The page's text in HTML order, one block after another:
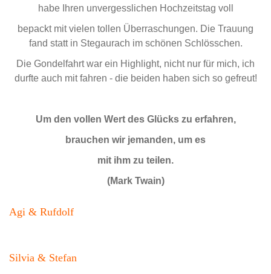
habe Ihren unvergesslichen Hochzeitstag voll
bepackt mit vielen tollen Überraschungen. Die Trauung
fand statt in Stegaurach im schönen Schlösschen.
Die Gondelfahrt war ein Highlight, nicht nur für mich, ich
durfte auch mit fahren - die beiden haben sich so gefreut!
Um den vollen Wert des Glücks zu erfahren,
brauchen wir jemanden, um es
mit ihm zu teilen.
(Mark Twain)
Agi & Rufdolf
Silvia & Stefan